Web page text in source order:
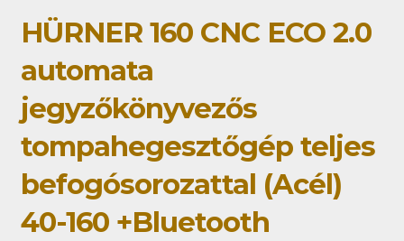
HÜRNER 160 CNC ECO 2.0
automata
jegyzőkönyvezős
tompahegesztőgép teljes
befogósorozattal (Acél)
40-160 +Bluetooth